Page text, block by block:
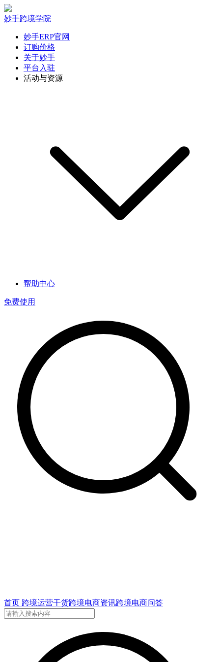
妙手跨境学院
妙手ERP官网
订购价格
关于妙手
平台入驻
活动与资源
帮助中心
免费使用
首页 跨境运营干货跨境电商资讯跨境电商问答